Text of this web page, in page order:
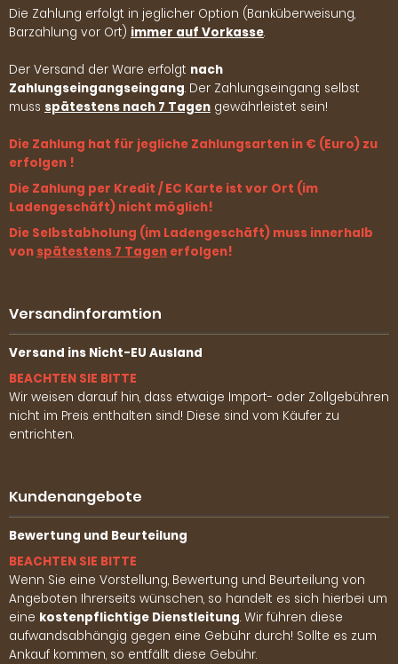
Die Zahlung erfolgt in jeglicher Option (Banküberweisung,
Barzahlung vor Ort) immer auf Vorkasse.
Der Versand der Ware erfolgt nach
Zahlungseingangseingang. Der Zahlungseingang selbst
muss spätestens nach 7 Tagen gewährleistet sein!
Die Zahlung hat für jegliche Zahlungsarten in € (Euro) zu
erfolgen !
Die Zahlung per Kredit / EC Karte ist vor Ort (im
Ladengeschäft) nicht möglich!
Die Selbstabholung (im Ladengeschäft) muss innerhalb
von spätestens 7 Tagen erfolgen!
Versandinforamtion
Versand ins Nicht-EU Ausland
BEACHTEN SIE BITTE
Wir weisen darauf hin, dass etwaige Import- oder Zollgebühren
nicht im Preis enthalten sind! Diese sind vom Käufer zu
entrichten.
Kundenangebote
Bewertung und Beurteilung
BEACHTEN SIE BITTE
Wenn Sie eine Vorstellung, Bewertung und Beurteilung von
Angeboten Ihrerseits wünschen, so handelt es sich hierbei um
eine kostenpflichtige Dienstleitung. Wir führen diese
aufwandsabhängig gegen eine Gebühr durch! Sollte es zum
Ankauf kommen, so entfällt diese Gebühr.